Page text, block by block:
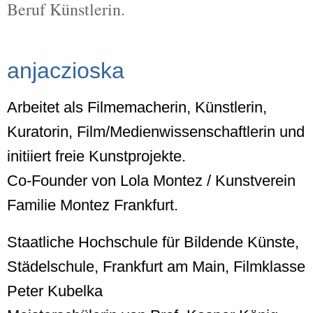
Beruf Künstlerin.
anjaczioska
Arbeitet als Filmemacherin, Künstlerin,
Kuratorin, Film/Medienwissenschaftlerin und
initiiert freie Kunstprojekte.
Co-Founder von Lola Montez / Kunstverein
Familie Montez Frankfurt.
Staatliche Hochschule für Bildende Künste,
Städelschule, Frankfurt am Main, Filmklasse
Peter Kubelka